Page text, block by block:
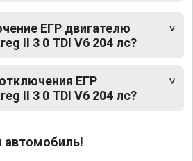
ЕГР двигателю
II 3 0 TDI V6 204 лс?
ЕГР
II 3 0 TDI V6 204 лс?
автомобиль!